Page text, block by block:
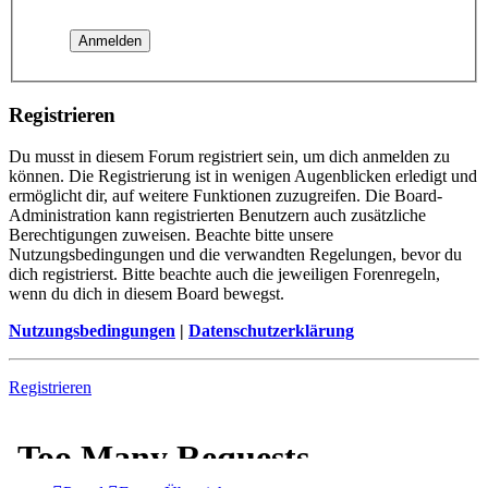
Registrieren
Du musst in diesem Forum registriert sein, um dich anmelden zu
können. Die Registrierung ist in wenigen Augenblicken erledigt und
ermöglicht dir, auf weitere Funktionen zuzugreifen. Die Board-
Administration kann registrierten Benutzern auch zusätzliche
Berechtigungen zuweisen. Beachte bitte unsere
Nutzungsbedingungen und die verwandten Regelungen, bevor du
dich registrierst. Bitte beachte auch die jeweiligen Forenregeln,
wenn du dich in diesem Board bewegst.
Nutzungsbedingungen | Datenschutzerklärung
Registrieren